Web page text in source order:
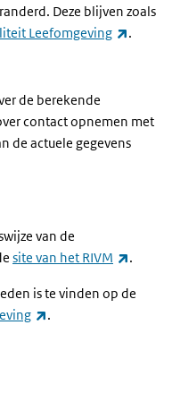
Deze blijven zoals
Leefomgeving .
de berekende
contact opnemen met
de actuele gegevens
van de
site van het RIVM .
is te vinden op de
(externe link)
.